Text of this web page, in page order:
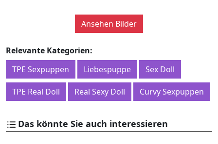
Ansehen Bilder
Relevante Kategorien:
TPE Sexpuppen
Liebespuppe Sex Doll
TPE Real Doll Real Sexy Doll Curvy Sexpuppen
Das könnte Sie auch interessieren